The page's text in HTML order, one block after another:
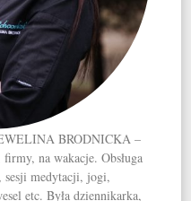
EWELINA BRODNICKA –
na wakacje. Obsługa
sesji medytacji, jogi,
etc. Była dziennikarka,